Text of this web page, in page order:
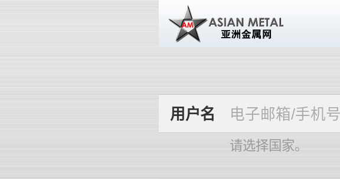
用户名
请选择国家。